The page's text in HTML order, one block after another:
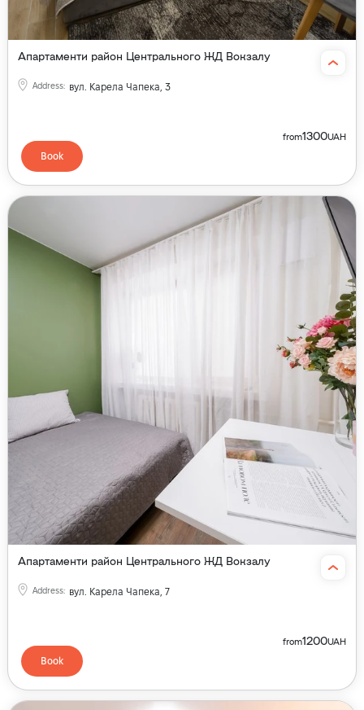
Апартаменти район Центрального ЖД Вокзалу
Address: вул. Карела Чапека, 3
from1300UAH
Book
Апартаменти район Центрального ЖД Вокзалу
Address: вул. Карела Чапека, 7
from1200UAH
Book